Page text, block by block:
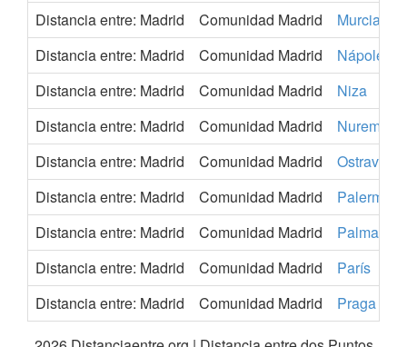
Distancia entre: Madrid
Comunidad Madrid
Murcia
Distancia entre: Madrid
Comunidad Madrid
Nápoles
Distancia entre: Madrid
Comunidad Madrid
Niza
Distancia entre: Madrid
Comunidad Madrid
Distancia entre: Madrid
Comunidad Madrid
Ostrava
Distancia entre: Madrid
Comunidad Madrid
Palermo
Distancia entre: Madrid
Comunidad Madrid
Palma de
Distancia entre: Madrid
Comunidad Madrid
París
Distancia entre: Madrid
Comunidad Madrid
Praga